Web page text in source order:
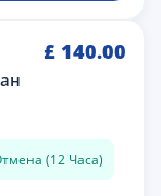
£ 140.00
(12 Часа)